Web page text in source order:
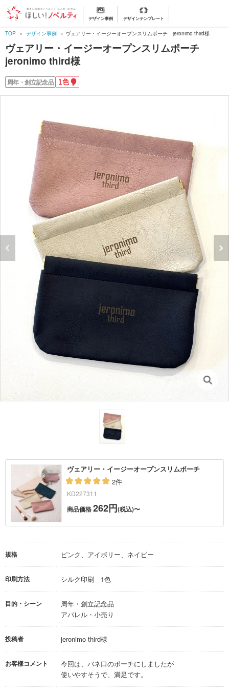
デザイン事例 デザインテンプレート
TOP デザイン事例 ヴェアリー・イージーオープンスリムポーチ jeronimo third様
ヴェアリー・イージーオープンスリムポーチ
jeronimo third様
周年・創立記念品1
色
名
ヴェアリー・イージーオープンスリムポーチ
2件
KD227311
商品価格262円(税込)〜
規格 ピンク、アイボリー、ネイビー
印刷方法 シルク印刷 1色
目的・シーン
周年・創立記念品
アパレル・小売り
投稿者 jeronimo third様
お客様コメント
今回は、バネ口のポーチにしましたが
使いやすそうで、満足です。